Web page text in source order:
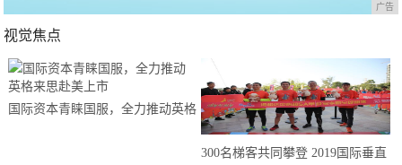
广告
视觉焦点
国际资本青睐国服，全力推动英格
300名梯客共同攀登 2019国际垂直